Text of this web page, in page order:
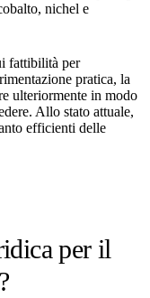
nichel e
fattibilità per
pratica, la
ulteriormente in modo
Allo stato attuale,
efficienti delle
per il